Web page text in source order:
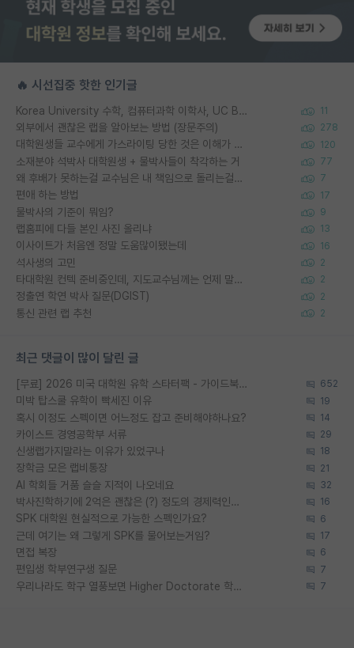
🔥 시선집중 핫한 인기글
Korea University 수학, 컴퓨터과학 이학사, UC Berkeley 산업공학 대학원 공학박사가 되는 것은 쉽지 않겠죠? 11
외부에서 괜찮은 랩을 알아보는 방법 (장문주의) 278
대학원생들 교수에게 가스라이팅 당한 것은 이해가 갑니다. 안타깝네요. 120
소재분야 석박사 대학원생 + 물박사들이 착각하는 거 77
왜 후배가 못하는걸 교수님은 내 책임으로 돌리는걸까요? 7
편애 하는 방법 17
물박사의 기준이 뭐임? 9
랩홈피에 다들 본인 사진 올리냐 13
이사이트가 처음엔 정말 도움많이됐는데 16
석사생의 고민 2
타대학원 컨텍 준비중인데, 지도교수님께는 언제 말씀드려야 할까요? 2
정출연 학연 박사 질문(DGIST) 2
통신 관련 랩 추천 2
최근 댓글이 많이 달린 글
[무료] 2026 미국 대학원 유학 스타터팩 - 가이드북 & 합격자 컨택메일 템플릿 652
미박 탑스쿨 유학이 빡세진 이유 19
혹시 이정도 스펙이면 어느정도 잡고 준비해야하나요? 14
카이스트 경영공학부 서류 29
신생랩가지말라는 이유가 있었구나 18
장학금 모은 랩비통장 21
AI 학회들 거품 슬슬 지적이 나오네요 32
박사진학하기에 2억은 괜찮은 (?) 정도의 경제력인가요 16
SPK 대학원 현실적으로 가능한 스펙인가요? 6
근데 여기는 왜 그렇게 SPK를 물어보는거임? 17
면접 복장 6
편입생 학부연구생 질문 7
우리나라도 학구 열풍보면 Higher Doctorate 학위가 필요하다고 봅니다. 7